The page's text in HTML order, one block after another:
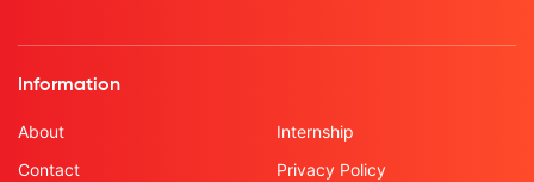
Information
About
Contact
Internship
Privacy Policy